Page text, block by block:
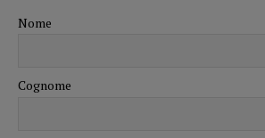
Nome
Cognome